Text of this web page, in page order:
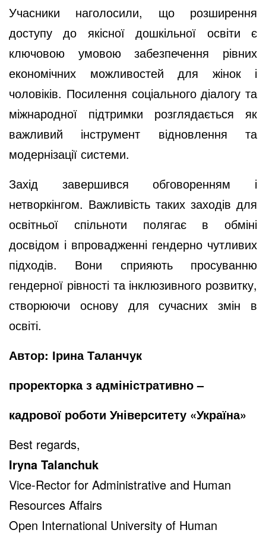
Учасники наголосили, що розширення
доступу до якісної дошкільної освіти є
ключовою умовою забезпечення рівних
економічних можливостей для жінок і
чоловіків. Посилення соціального діалогу та
міжнародної підтримки розглядається як
важливий інструмент відновлення та
модернізації системи.
Захід завершився обговоренням і
нетворкінгом. Важливість таких заходів для
освітньої спільноти полягає в обміні
досвідом і впровадженні гендерно чутливих
підходів. Вони сприяють просуванню
гендерної рівності та інклюзивного розвитку,
створюючи основу для сучасних змін в
освіті.
Автор: Ірина Таланчук
проректорка з адміністративно –
кадрової роботи Університету «Україна»
Best regards,
Iryna Talanchuk
Vice-Rector for Administrative and Human
Resources Affairs
Open International University of Human